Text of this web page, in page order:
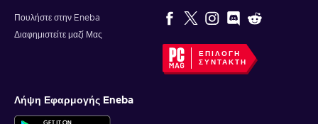
Πουλήστε στην Eneba
Διαφημιστείτε μαζί Μας
ΕΠΙΛΟΓΉ
ΣΥΝΤΆΚΤΗ
Λήψη Εφαρμογής Eneba